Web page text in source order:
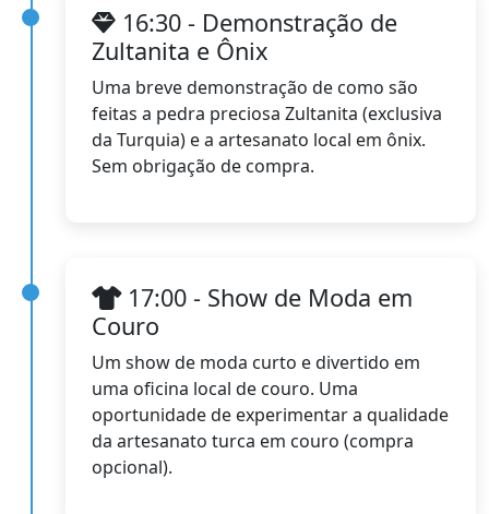
16:30 - Demonstração de
Zultanita e Ônix
Uma breve demonstração de como são
feitas a pedra preciosa Zultanita (exclusiva
da Turquia) e a artesanato local em ônix.
Sem obrigação de compra.
17:00 - Show de Moda em
Couro
Um show de moda curto e divertido em
uma oficina local de couro. Uma
oportunidade de experimentar a qualidade
da artesanato turca em couro (compra
opcional).